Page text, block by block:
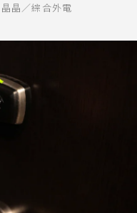
晶／綜合外電